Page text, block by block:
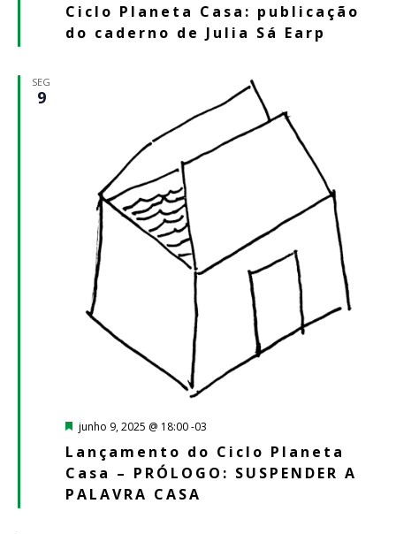
Ciclo Planeta Casa: publicação
do caderno de Julia Sá Earp
SEG
9
Lançamento do Ciclo Planeta
Casa – PRÓLOGO: SUSPENDER A
PALAVRA CASA
Destacado
junho 9, 2025 @ 18:00 -03